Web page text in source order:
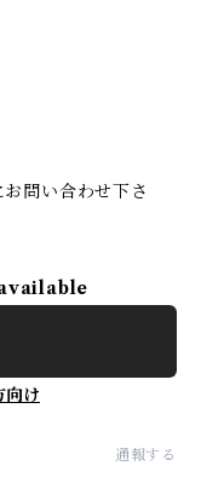
問い合わせ下さ
向け
通報する